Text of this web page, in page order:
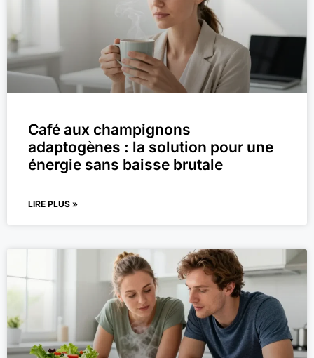
Café aux champignons
adaptogènes : la solution pour une
énergie sans baisse brutale
LIRE PLUS »